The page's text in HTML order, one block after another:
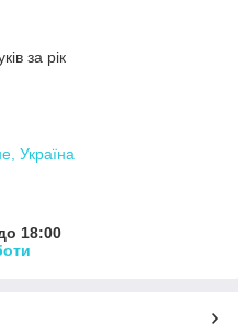
за рік
Україна
18:00